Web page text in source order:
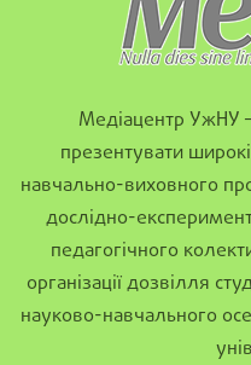
Медіацентр УжНУ
презентувати
навчально-виховного
дослідно-
педагогічного
організації дозвілля
науково-навчального